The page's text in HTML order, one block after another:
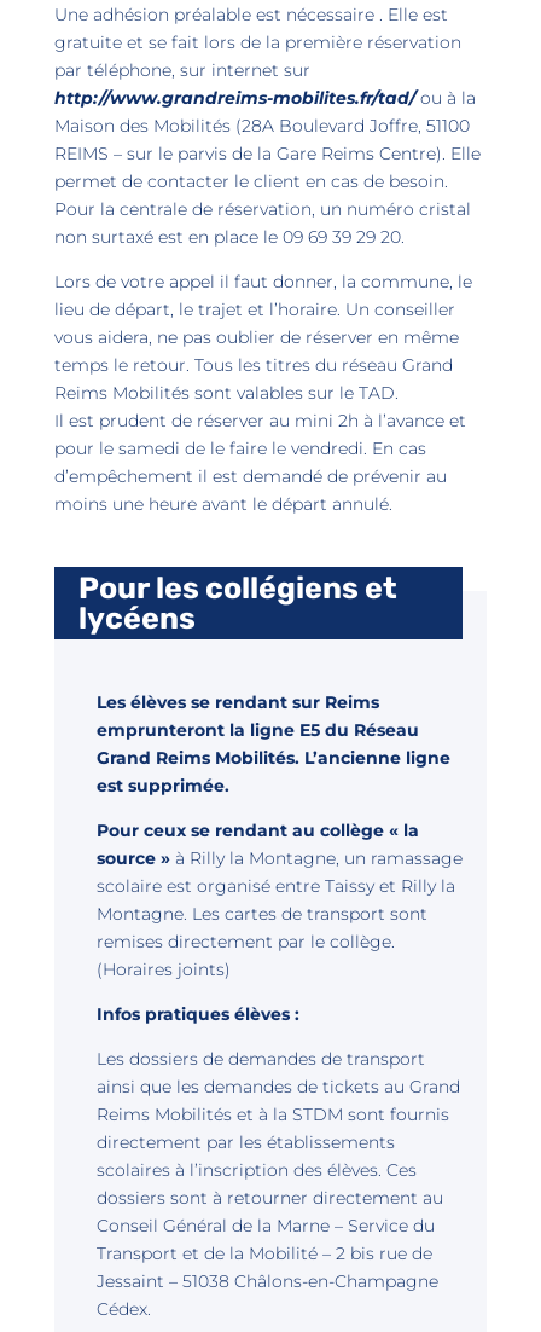
Une adhésion préalable est nécessaire . Elle est
gratuite et se fait lors de la première réservation
par téléphone, sur internet sur
http://www.grandreims-mobilites.fr/tad/ ou à la
Maison des Mobilités (28A Boulevard Joffre, 51100
REIMS – sur le parvis de la Gare Reims Centre). Elle
permet de contacter le client en cas de besoin.
Pour la centrale de réservation, un numéro cristal
non surtaxé est en place le 09 69 39 29 20.
Lors de votre appel il faut donner, la commune, le
lieu de départ, le trajet et l’horaire. Un conseiller
vous aidera, ne pas oublier de réserver en même
temps le retour. Tous les titres du réseau Grand
Reims Mobilités sont valables sur le TAD.
Il est prudent de réserver au mini 2h à l’avance et
pour le samedi de le faire le vendredi. En cas
d’empêchement il est demandé de prévenir au
moins une heure avant le départ annulé.
Pour les collégiens et
lycéens
Les élèves se rendant sur Reims
emprunteront la ligne E5 du Réseau
Grand Reims Mobilités. L’ancienne ligne
est supprimée.
Pour ceux se rendant au collège « la
source »à Rilly la Montagne, un ramassage
scolaire est organisé entre Taissy et Rilly la
Montagne. Les cartes de transport sont
remises directement par le collège.
(Horaires joints)
Infos pratiques élèves :
Les dossiers de demandes de transport
ainsi que les demandes de tickets au Grand
Reims Mobilités et à la STDM sont fournis
directement par les établissements
scolaires à l’inscription des élèves. Ces
dossiers sont à retourner directement au
Conseil Général de la Marne – Service du
Transport et de la Mobilité – 2 bis rue de
Jessaint – 51038 Châlons-en-Champagne
Cédex.